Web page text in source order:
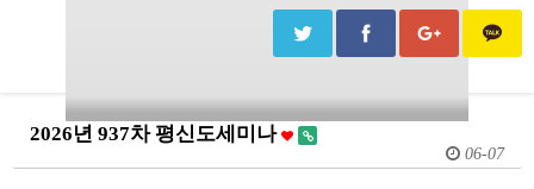
2026년 937차 평신도세미나
06-07